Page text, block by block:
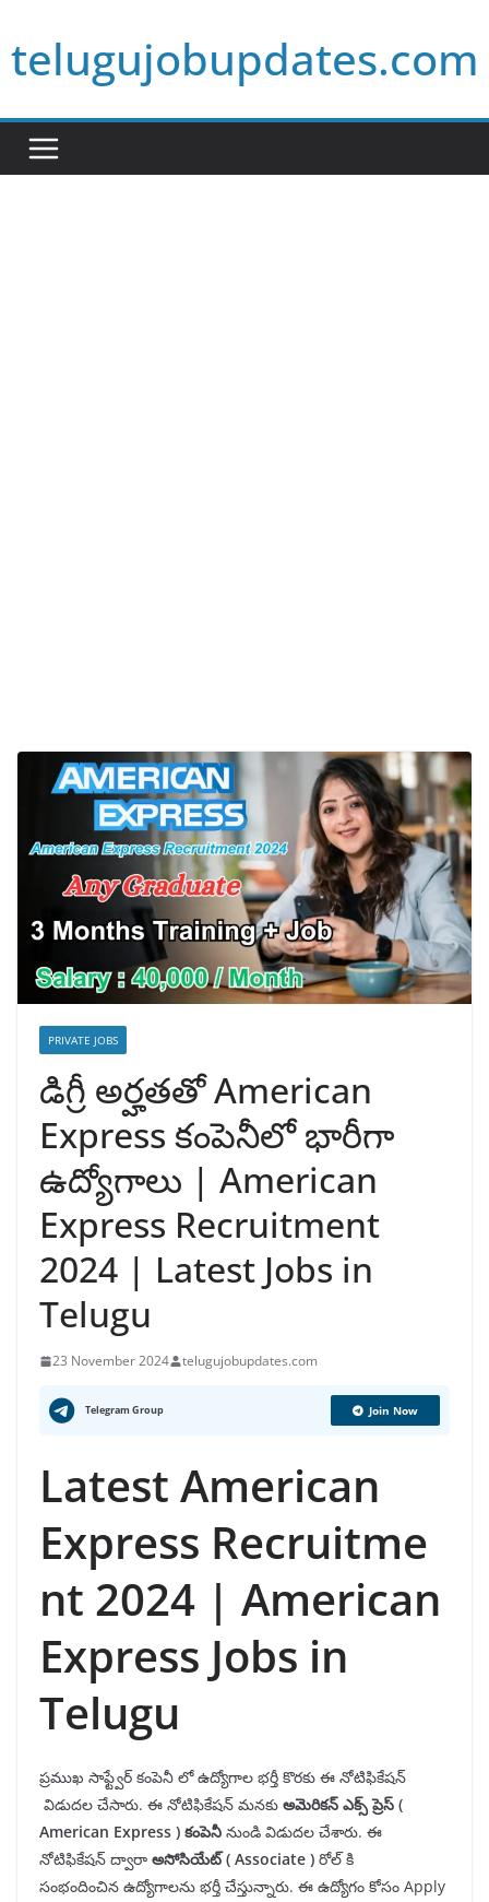
to
content
telugujobupdates.com
PRIVATE JOBS
డిగ్రీ అర్హతతో American
Express కంపెనీలో భారీగా
ఉద్యోగాలు | American
Express Recruitment
2024 | Latest Jobs in
Telugu
23 November 2024 telugujobupdates.com
Telegram Group Join Now
Latest American
Express Recruitme
nt 2024 | American
Express Jobs in
Telugu
ప్రముఖ సాఫ్ట్వేర్ కంపెనీ లో ఉద్యోగాల భర్తీ కొరకు ఈ నోటిఫికేషన్
విడుదల చేసారు. ఈ నోటిఫికేషన్ మనకు అమెరికన్ ఎక్స్ ప్రెస్ (
American Express ) కంపెనీ నుండి విడుదల చేశారు. ఈ
నోటిఫికేషన్ ద్వారా అసోసియేట్ ( Associate ) రోల్ కి
సంభందించిన ఉద్యోగాలను భర్తీ చేస్తున్నారు. ఈ ఉద్యోగం కోసం Apply